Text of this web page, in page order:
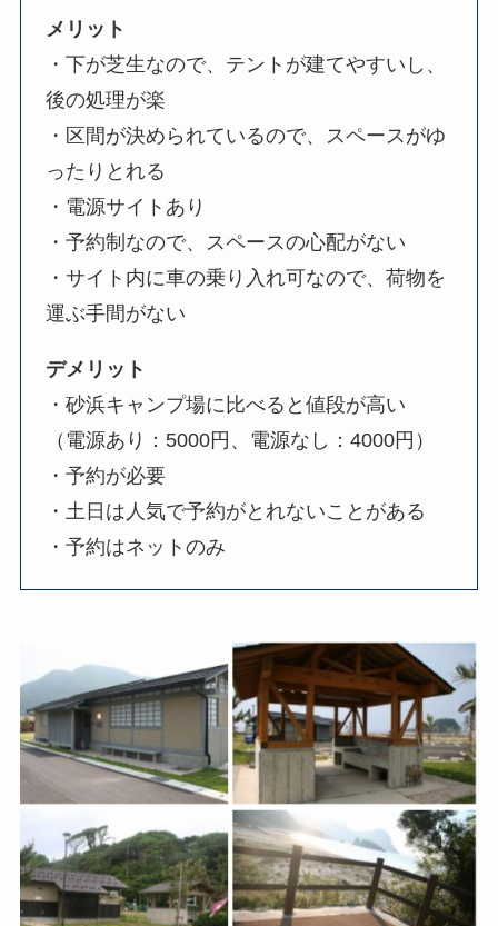
メリット
・下が芝生なので、テントが建てやすいし、
後の処理が楽
・区間が決められているので、スペースがゆ
ったりとれる
・電源サイトあり
・予約制なので、スペースの心配がない
・サイト内に車の乗り入れ可なので、荷物を
運ぶ手間がない
デメリット
・砂浜キャンプ場に比べると値段が高い
（電源あり：5000円、電源なし：4000円）
・予約が必要
・土日は人気で予約がとれないことがある
・予約はネットのみ